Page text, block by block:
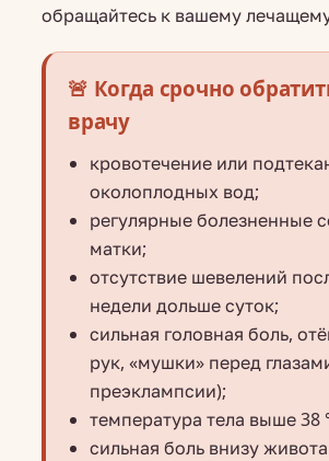
обращайтесь к вашему
🚨 Когда срочно
врачу
кровотечение или
околоплодных вод;
регулярные болезненные
матки;
отсутствие шевелений
недели дольше суток;
сильная головная боль,
рук, «мушки» перед
преэклампсии);
температура тела выше 38
сильная боль внизу